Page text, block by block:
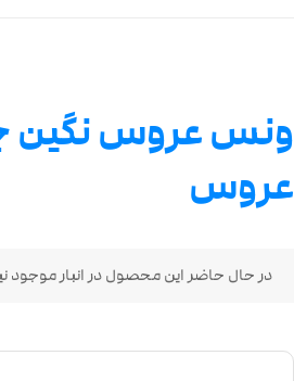
ونس عروس
عروس
در حال حاضر این محصول در انبار